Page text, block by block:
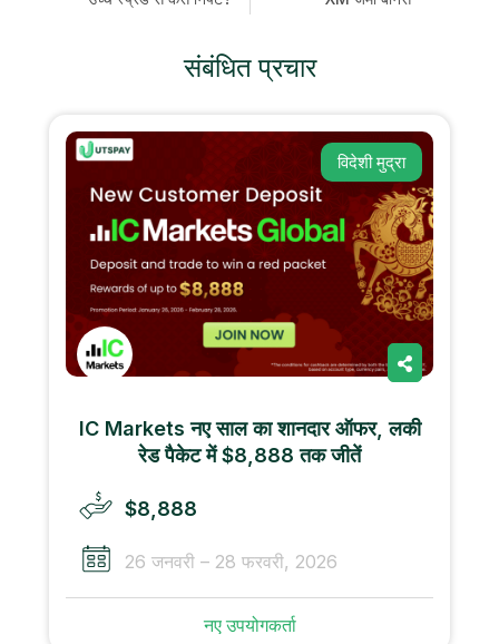
संबंधित प्रचार
विदेशी मुद्रा
IC Markets नए साल का शानदार ऑफर, लकी
रेड पैकेट में $8,888 तक जीतें
$8,888
26 जनवरी – 28 फरवरी, 2026
नए उपयोगकर्ता